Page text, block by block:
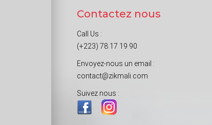
Contactez nous
Call Us :
(+223) 78 17 19 90
Envoyez-nous un email :
contact@zikmali.com
Suivez nous :